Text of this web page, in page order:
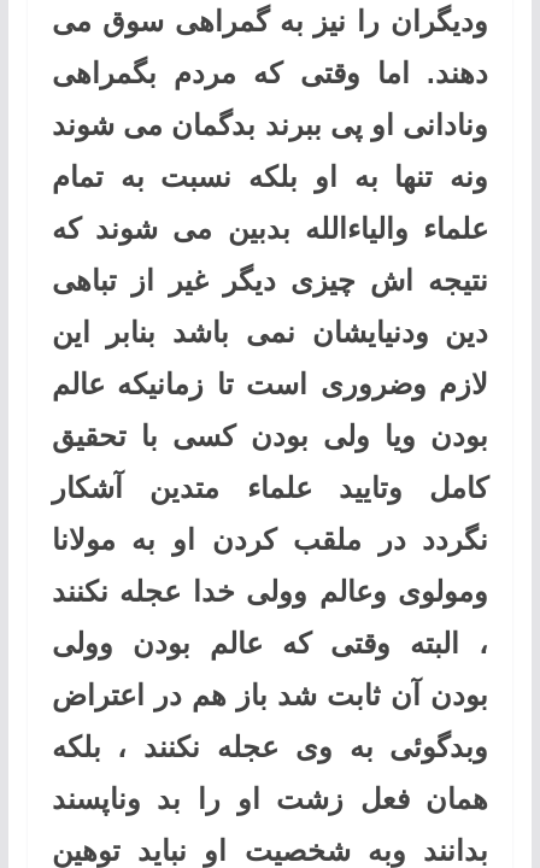
ودیگران را نیز به گمراهی سوق می
دهند. اما وقتی که مردم بگمراهی
ونادانی او پی ببرند بدگمان می شوند
ونه تنها به او بلکه نسبت به تمام
علماء والیاءالله بدبین می شوند که
نتیجه اش چیزی دیگر غیر از تباهی
دین ودنیایشان نمی باشد بنابر این
لازم وضروری است تا زمانیکه عالم
بودن ویا ولی بودن کسی با تحقیق
کامل وتایید علماء متدین آشکار
نگردد در ملقب کردن او به مولانا
ومولوی وعالم وولی خدا عجله نکنند
، البته وقتی که عالم بودن وولی
بودن آن ثابت شد باز هم در اعتراض
وبدگوئی به وی عجله نکنند ، بلکه
همان فعل زشت او را بد وناپسند
بدانند وبه شخصیت او نباید توهین